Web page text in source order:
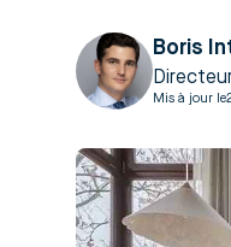
Boris
Mis à jour le